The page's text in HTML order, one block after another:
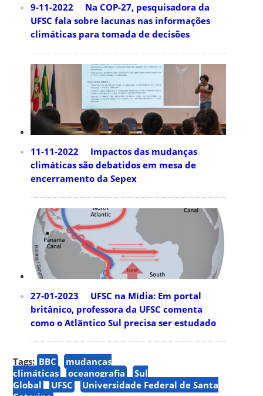
9-11-2022 Na COP-27, pesquisadora da
UFSC fala sobre lacunas nas informações
climáticas para tomada de decisões
11-11-2022 Impactos das mudanças
climáticas são debatidos em mesa de
encerramento da Sepex
27-01-2023 UFSC na Mídia: Em portal
britânico, professora da UFSC comenta
como o Atlântico Sul precisa ser estudado
Tags: BBC
mudanças
climáticas
oceanografia
Sul
Global
UFSC
Universidade Federal de Santa